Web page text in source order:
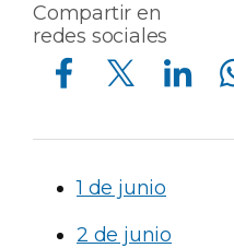
Compartir en
redes sociales
Compartir en Facebook Compartir en Twitter Compartir en Linkedin Compartir en Whatsapp
1 de junio
2 de junio